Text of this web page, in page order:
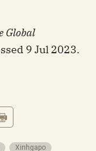
Global
9 Jul 2023.
Xinhgapo